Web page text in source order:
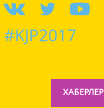
#KJP2017
ХАБЕРЛЕР